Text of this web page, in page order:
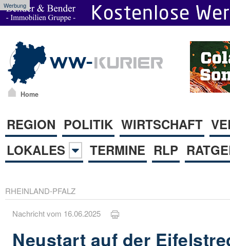
Werbung
Home
REGION POLITIK WIRTSCHAFT
LOKALES
TERMINE RLP
RHEINLAND-PFALZ
Nachricht vom 16.06.2025
Neustart auf der